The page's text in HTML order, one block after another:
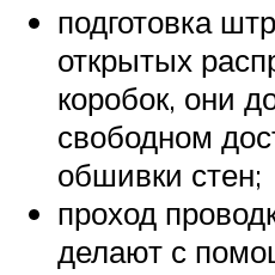
подготовка
открытых
коробок, они
свободном
обшивки стен;
проход
делают с